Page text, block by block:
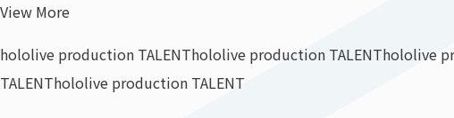
View More
hololive production TALENThololive production TALENThololive
TALENThololive production TALENT